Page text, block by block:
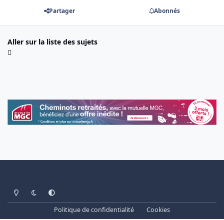
Partager Abonnés
Aller sur la liste des sujets
Light ModeDark ModeSystem Preference
Politique de confidentialité
Cookies